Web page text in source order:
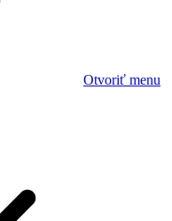
Otvoriť menu